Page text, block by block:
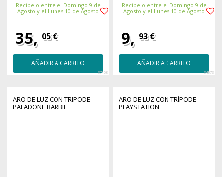
Recíbelo entre el Domingo 9 de
Agosto y el Lunes 10 de Agosto
35, 05 €
AÑADIR A CARRITO
37108
Recíbelo entre el Domingo 9 de
Agosto y el Lunes 10 de Agosto
9, 93 €
AÑADIR A CARRITO
34573
ARO DE LUZ CON TRIPODE
PALADONE BARBIE
ARO DE LUZ CON TRÍPODE
PLAYSTATION